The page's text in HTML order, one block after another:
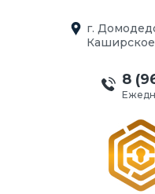
г.
8